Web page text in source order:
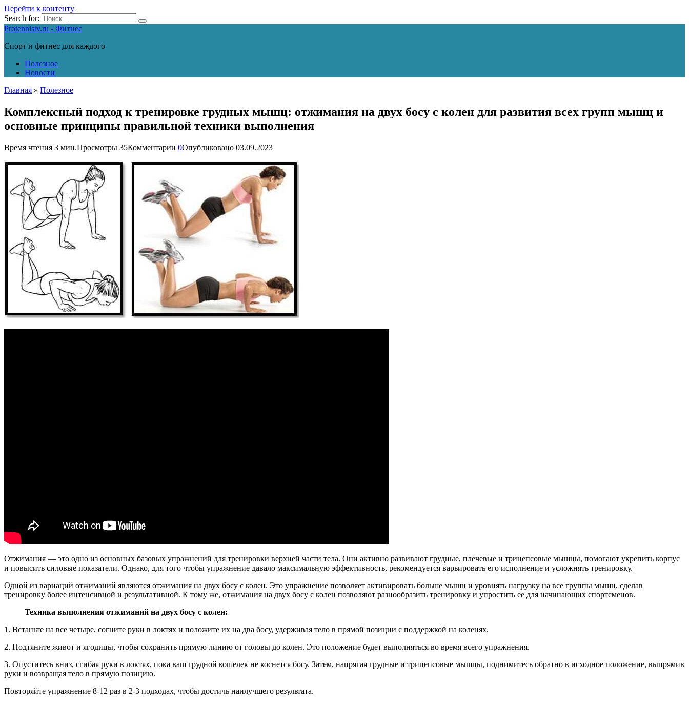
Перейти к контенту
Search for:
Protennistv.ru - Фитнес
Спорт и фитнес для каждого
Полезное
Новости
Главная » Полезное
Комплексный подход к тренировке грудных мышц: отжимания на двух босу с колен для развития всех групп мышц и
основные принципы правильной техники выполнения
Время чтения 3 мин.Просмотры 35Комментарии 0Опубликовано 03.09.2023
Отжимания — это одно из основных базовых упражнений для тренировки верхней части тела. Они активно развивают грудные, плечевые и трицепсовые мышцы, помогают укрепить корпус
и повысить силовые показатели. Однако, для того чтобы упражнение давало максимальную эффективность, рекомендуется варьировать его исполнение и усложнять тренировку.
Одной из вариаций отжиманий являются отжимания на двух босу с колен. Это упражнение позволяет активировать больше мышц и уровнять нагрузку на все группы мышц, сделав
тренировку более интенсивной и результативной. К тому же, отжимания на двух босу с колен позволяют разнообразить тренировку и упростить ее для начинающих спортсменов.
Техника выполнения отжиманий на двух босу с колен:
1. Встаньте на все четыре, согните руки в локтях и положите их на два босу, удерживая тело в прямой позиции с поддержкой на коленях.
2. Подтяните живот и ягодицы, чтобы сохранить прямую линию от головы до колен. Это положение будет выполняться во время всего упражнения.
3. Опуститесь вниз, сгибая руки в локтях, пока ваш грудной кошелек не коснется босу. Затем, напрягая грудные и трицепсовые мышцы, поднимитесь обратно в исходное положение, выпрямив
руки и возвращая тело в прямую позицию.
Повторяйте упражнение 8-12 раз в 2-3 подходах, чтобы достичь наилучшего результата.